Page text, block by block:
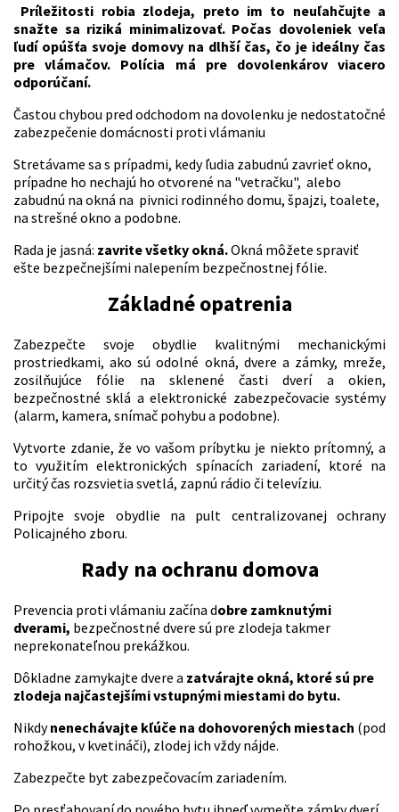
Príležitosti robia zlodeja, preto im to neuľahčujte a
snažte sa riziká minimalizovať. Počas dovoleniek veľa
ľudí opúšťa svoje domovy na dlhší čas, čo je ideálny čas
pre vlámačov. Polícia má pre dovolenkárov viacero
odporúčaní.
Častou chybou pred odchodom na dovolenku je nedostatočné
zabezpečenie domácnosti proti vlámaniu
Stretávame sa s prípadmi, kedy ľudia zabudnú zavrieť okno,
prípadne ho nechajú ho otvorené na "vetračku", alebo
zabudnú na okná na pivnici rodinného domu, špajzi, toalete,
na strešné okno a podobne.
Rada je jasná: zavrite všetky okná.Okná môžete spraviť
ešte bezpečnejšími nalepením bezpečnostnej fólie.
Základné opatrenia
Zabezpečte svoje obydlie kvalitnými mechanickými
prostriedkami, ako sú odolné okná, dvere a zámky, mreže,
zosilňujúce fólie na sklenené časti dverí a okien,
bezpečnostné sklá a elektronické zabezpečovacie systémy
(alarm, kamera, snímač pohybu a podobne).
Vytvorte zdanie, že vo vašom príbytku je niekto prítomný, a
to využitím elektronických spínacích zariadení, ktoré na
určitý čas rozsvietia svetlá, zapnú rádio či televíziu.
Pripojte svoje obydlie na pult centralizovanej ochrany
Policajného zboru.
Rady na ochranu domova
Prevencia proti vlámaniu začína dobre zamknutými
dverami, bezpečnostné dvere sú pre zlodeja takmer
neprekonateľnou prekážkou.
Dôkladne zamykajte dvere a zatvárajte okná, ktoré sú pre
zlodeja najčastejšími vstupnými miestami do bytu.
Nikdynenechávajte kľúče na dohovorených miestach (pod
rohožkou, v kvetináči), zlodej ich vždy nájde.
Zabezpečte byt zabezpečovacím zariadením.